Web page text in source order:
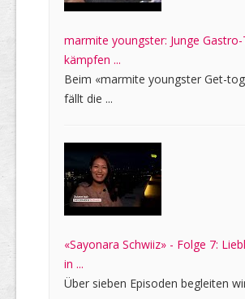
marmite youngster: Junge
kämpfen ...
Beim «marmite youngster Get-
fällt die ...
«Sayonara Schwiiz» - Folge 7:
in ...
Über sieben Episoden begleiten